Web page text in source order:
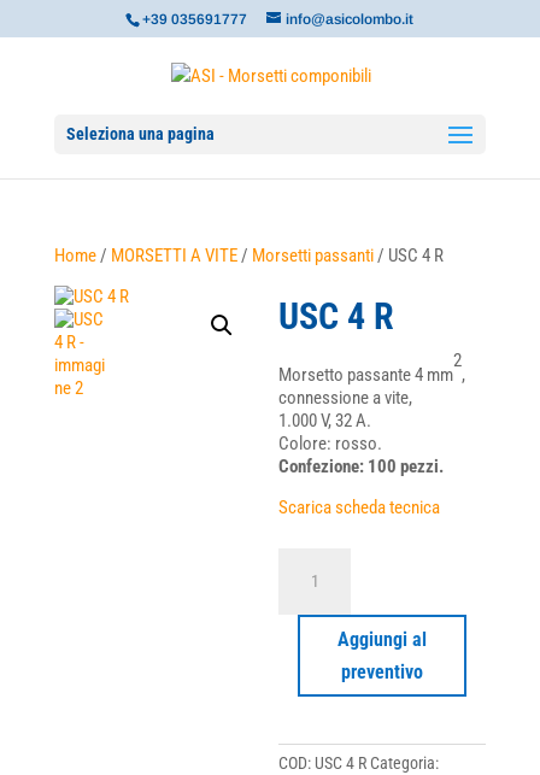
+39 035691777 info@asicolombo.it
Seleziona una pagina
Home/ MORSETTI A VITE/ Morsetti passanti/ USC 4 R
USC 4 R
Morsetto passante 4 mm
2
,
connessione a vite,
1.000 V, 32 A.
Colore: rosso.
Confezione: 100 pezzi.
Scarica scheda tecnica
Aggiungi al
preventivo
COD: USC 4 R Categoria: